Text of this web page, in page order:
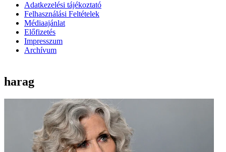
Adatkezelési tájékoztató
Felhasználási Feltételek
Médiaajánlat
Előfizetés
Impresszum
Archívum
harag